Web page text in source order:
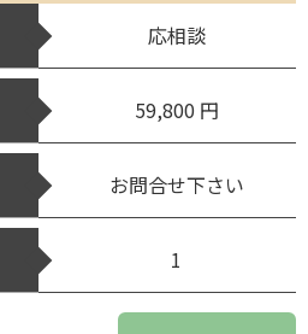
応相談
59,800 円
お問合せ下さい
1